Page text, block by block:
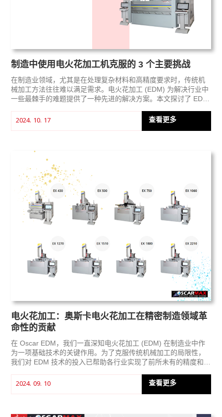
制造中使用电火花加工机克服的 3 个主要挑战
在制造业领域，尤其是在处理复杂材料和高精度要求时，传统机
械加工方法往往难以满足需求。电火花加工 (EDM) 为解决行业中
一些最棘手的难题提供了一种先进的解决方案。本文探讨了 EDM
产品质量。
2024. 10. 17 查看更多
电火花加工：奥斯卡电火花加工在精密制造领域革
命性的贡献
在 Oscar EDM，我们一直深知电火花加工 (EDM) 在制造业中作
为一项基础技术的关键作用。为了克服传统机械加工的局限性，
我们对 EDM 技术的投入已帮助各行业实现了前所未有的精度和效
Oscar EDM 如何始终走在技术发展的前沿，以满足现代制造业不
2024. 09. 10 查看更多